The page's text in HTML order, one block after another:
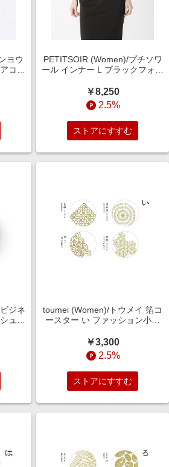
ヨウ
コヤ
限
PETITSOIR (Women)/プチソワ
ール インナー L ブラックフォー
￥8,250
2.5%
ストアにすすむ
ジネ
ュー
伊勢
toumei (Women)/トウメイ 箔コ
ースター い ファッション小物
￥3,300
2.5%
ストアにすすむ